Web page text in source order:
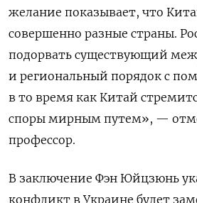
желание показывает, что
совершенно разные страны.
подорвать существующий
и региональный порядок с
в то время как Китай
споры мирным путем», —
профессор.
В заключение Фэн Юйцзюнь
конфликт в Украине будет